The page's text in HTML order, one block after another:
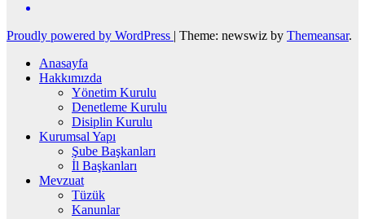
Proudly powered by WordPress | Theme: newswiz by Themeansar.
Anasayfa
Hakkımızda
Yönetim Kurulu
Denetleme Kurulu
Disiplin Kurulu
Kurumsal Yapı
Şube Başkanları
İl Başkanları
Mevzuat
Tüzük
Kanunlar